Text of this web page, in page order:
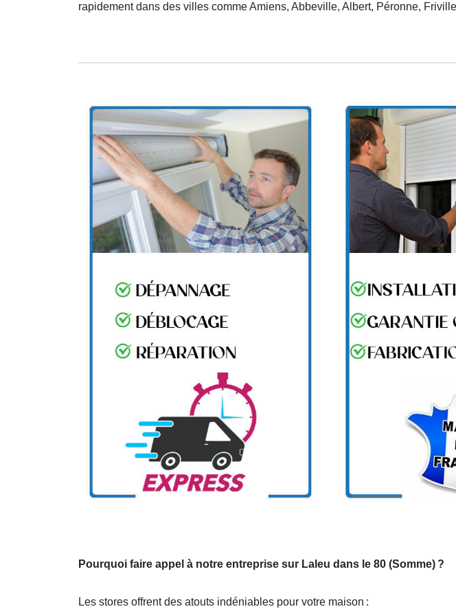
rapidement dans des villes comme Amiens, Abbeville, Albert, Péronne,
Pourquoi faire appel à notre entreprise sur Laleu dans le 80 (Somme) ?
Les stores offrent des atouts indéniables pour votre maison :